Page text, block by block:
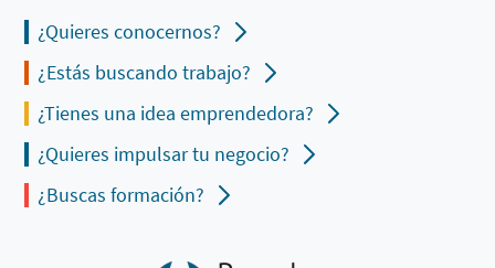
¿Quieres conocernos?
¿Estás buscando trabajo?
¿Tienes una idea emprendedora?
¿Quieres impulsar tu negocio?
¿Buscas formación?